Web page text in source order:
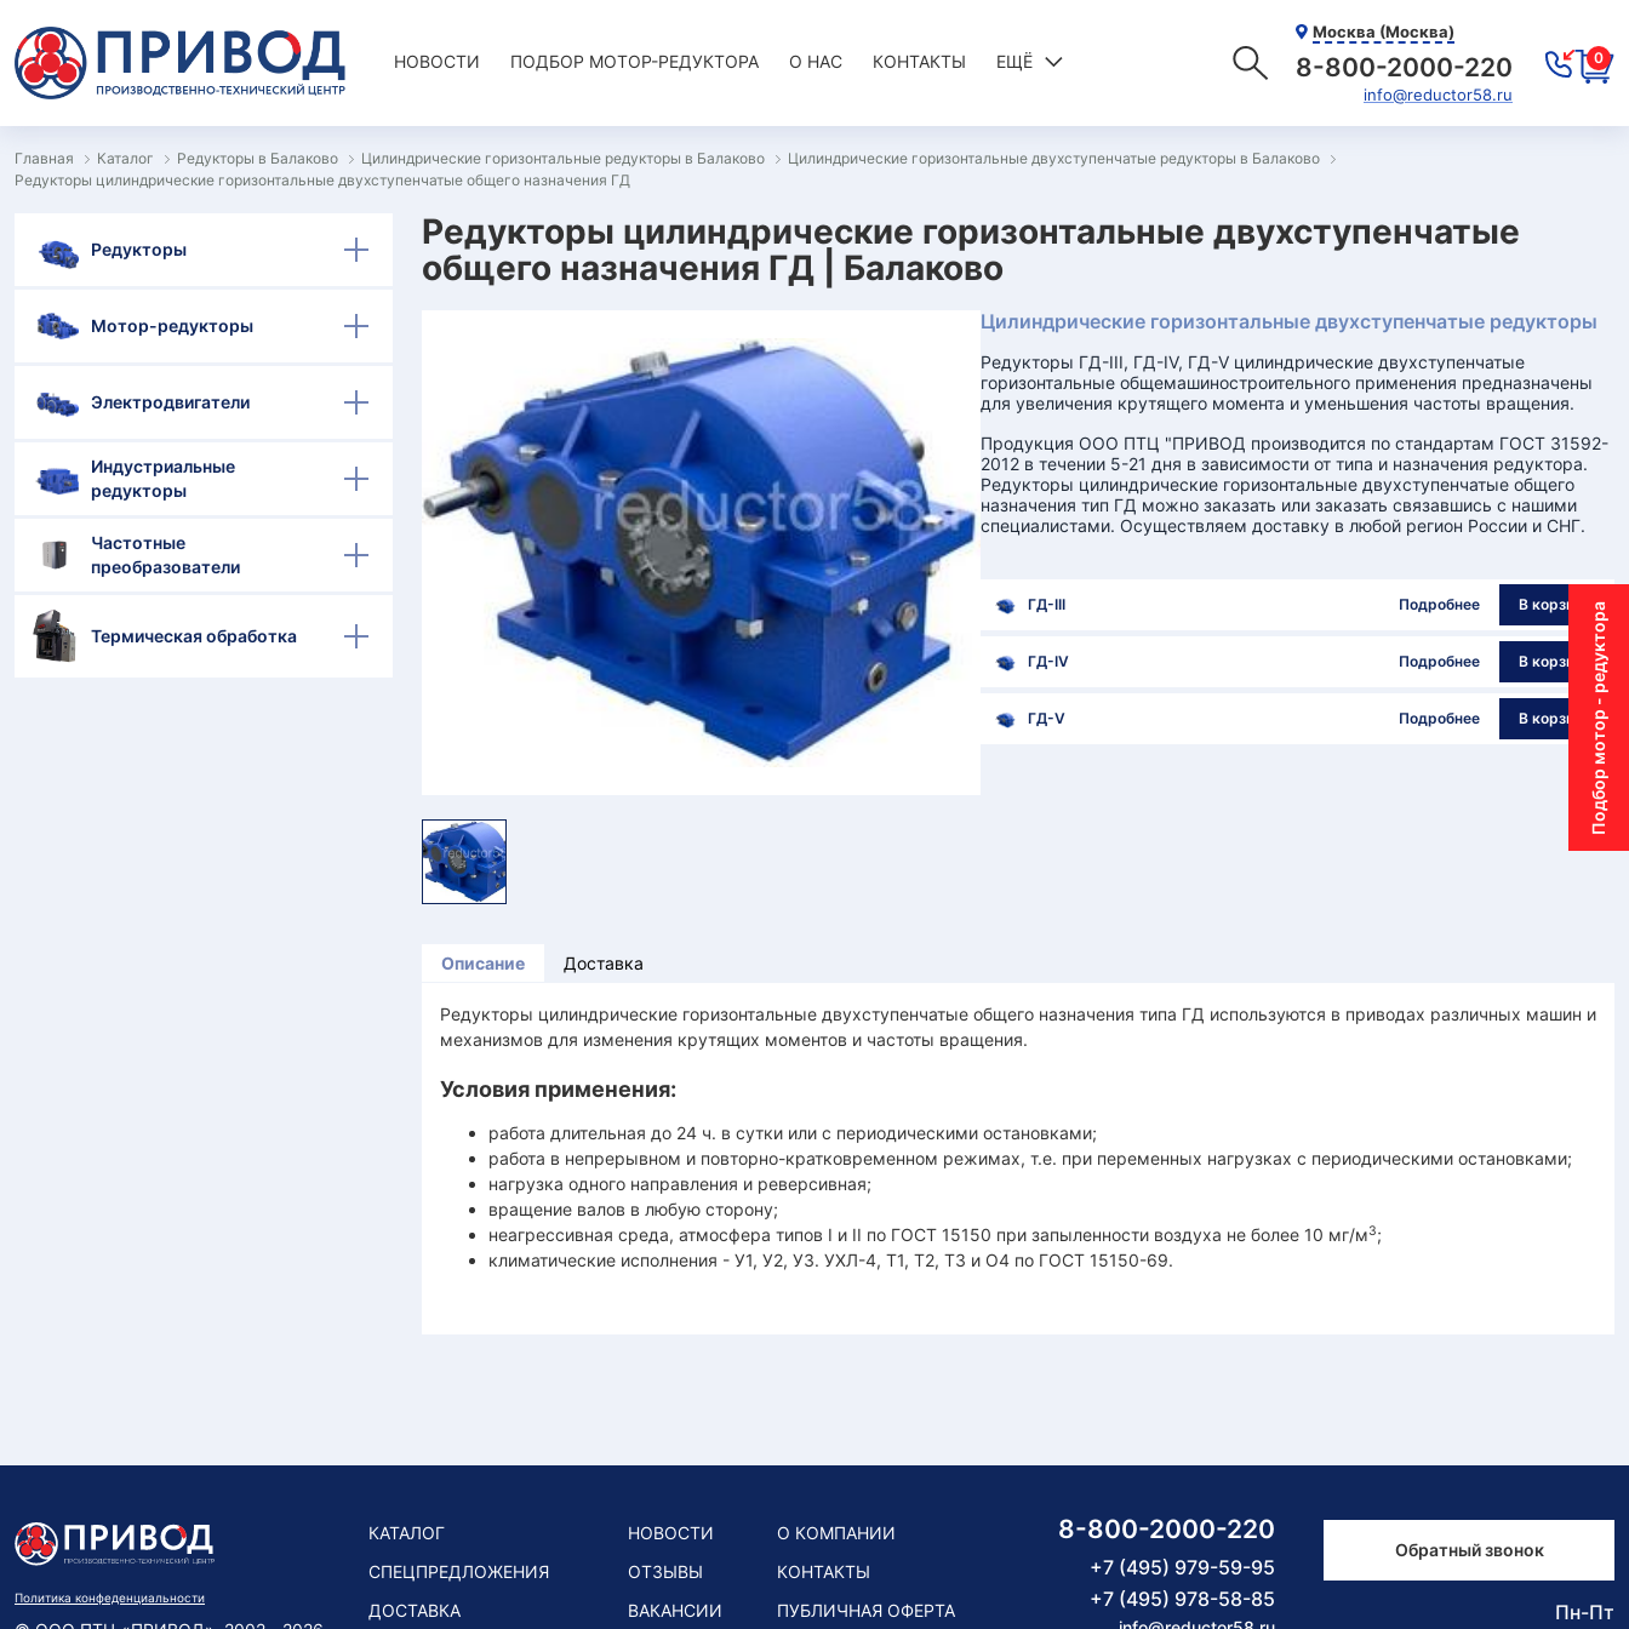
НОВОСТИ ПОДБОР МОТОР-РЕДУКТОРА О НАС КОНТАКТЫ ЕЩЁ
Москва (Москва)
8-800-2000-220
info@reductor58.ru
0
Подбор мотор - редуктора
Главная Каталог Редукторы в Балаково Цилиндрические горизонтальные редукторы в Балаково
Цилиндрические горизонтальные двухступенчатые редукторы в Балаково
Редукторы цилиндрические горизонтальные двухступенчатые общего назначения ГД
Редукторы
Мотор-редукторы
Электродвигатели
Индустриальные
редукторы
Частотные
преобразователи
Термическая обработка
Редукторы цилиндрические горизонтальные двухступенчатые
общего назначения ГД | Балаково
Цилиндрические горизонтальные двухступенчатые редукторы
Редукторы ГД-III, ГД-IV, ГД-V цилиндрические двухступенчатые
горизонтальные общемашиностроительного применения предназначены
для увеличения крутящего момента и уменьшения частоты вращения.
Продукция ООО ПТЦ "ПРИВОД производится по стандартам ГОСТ 31592-
2012 в течении 5-21 дня в зависимости от типа и назначения редуктора.
Редукторы цилиндрические горизонтальные двухступенчатые общего
назначения тип ГД можно заказать или заказать связавшись с нашими
специалистами. Осуществляем доставку в любой регион России и СНГ.
ГД-III Подробнее В корзину
ГД-IV Подробнее В корзину
ГД-V Подробнее В корзину
Описание Доставка
Редукторы цилиндрические горизонтальные двухступенчатые общего назначения типа ГД используются в приводах различных машин и
механизмов для изменения крутящих моментов и частоты вращения.
Условия применения:
работа длительная до 24 ч. в сутки или с периодическими остановками;
работа в непрерывном и повторно-кратковременном режимах, т.е. при переменных нагрузках с периодическими остановками;
нагрузка одного направления и реверсивная;
вращение валов в любую сторону;
неагрессивная среда, атмосфера типов I и II по ГОСТ 15150 при запыленности воздуха не более 10 мг/м3;
климатические исполнения - У1, У2, У3. УХЛ-4, Т1, Т2, Т3 и О4 по ГОСТ 15150-69.
Политика конфеденциальности
КАТАЛОГ
СПЕЦПРЕДЛОЖЕНИЯ
ДОСТАВКА
НОВОСТИ
ОТЗЫВЫ
ВАКАНСИИ
О КОМПАНИИ
КОНТАКТЫ
ПУБЛИЧНАЯ ОФЕРТА
8-800-2000-220
+7 (495) 979-59-95
+7 (495) 978-58-85
Обратный звонок
Пн-Пт